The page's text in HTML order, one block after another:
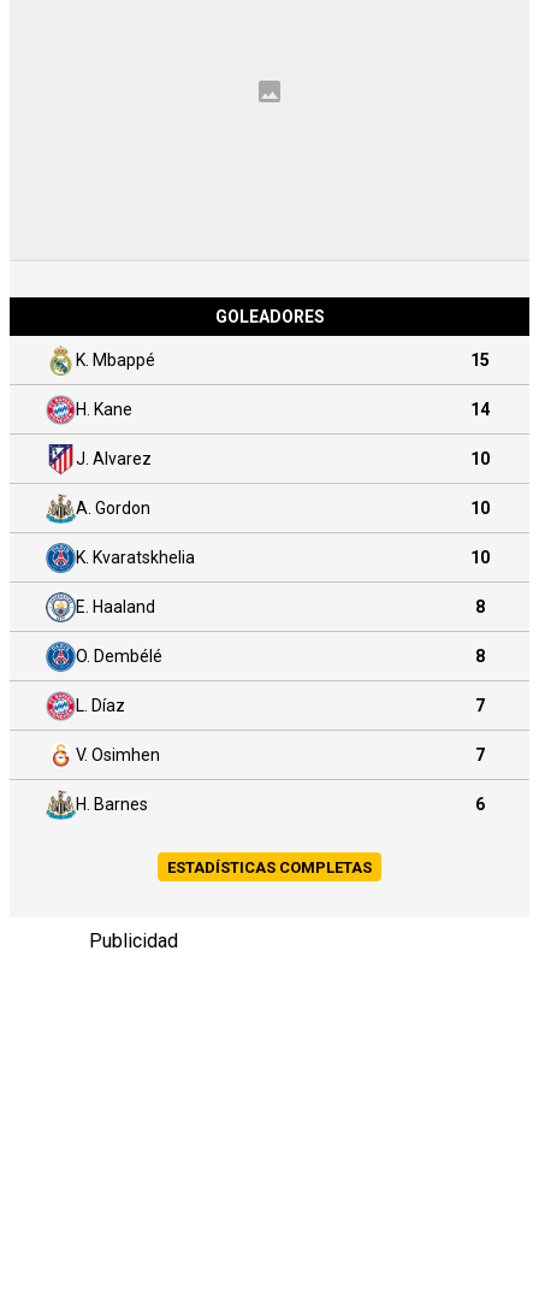
GOLEADORES
K. Mbappé 15
H. Kane 14
J. Alvarez 10
A. Gordon 10
K. Kvaratskhelia 10
E. Haaland 8
O. Dembélé 8
L. Díaz 7
V. Osimhen 7
H. Barnes 6
ESTADÍSTICAS COMPLETAS
Publicidad